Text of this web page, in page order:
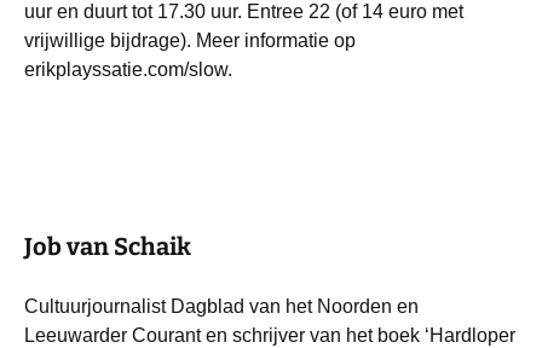
uur en duurt tot 17.30 uur. Entree 22 (of 14 euro met
vrijwillige bijdrage). Meer informatie op
erikplayssatie.com/slow.
Job van Schaik
Cultuurjournalist Dagblad van het Noorden en
Leeuwarder Courant en schrijver van het boek ‘Hardloper